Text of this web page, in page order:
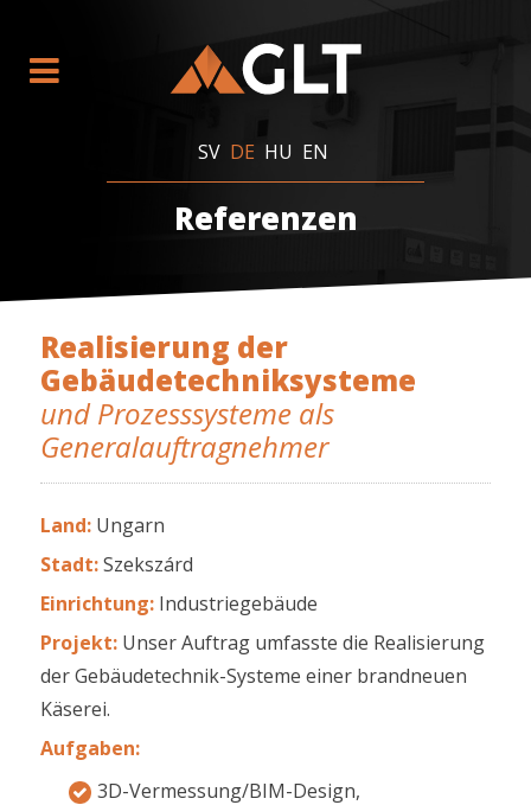
SV DE HU EN
Referenzen
Realisierung der
Gebäudetechniksysteme
und Prozesssysteme als
Generalauftragnehmer
Land: Ungarn
Stadt:Szekszárd
Einrichtung: Industriegebäude
Projekt: Unser Auftrag umfasste die Realisierung
der Gebäudetechnik-Systeme einer brandneuen
Käserei.
Aufgaben:
3D-Vermessung/BIM-Design,